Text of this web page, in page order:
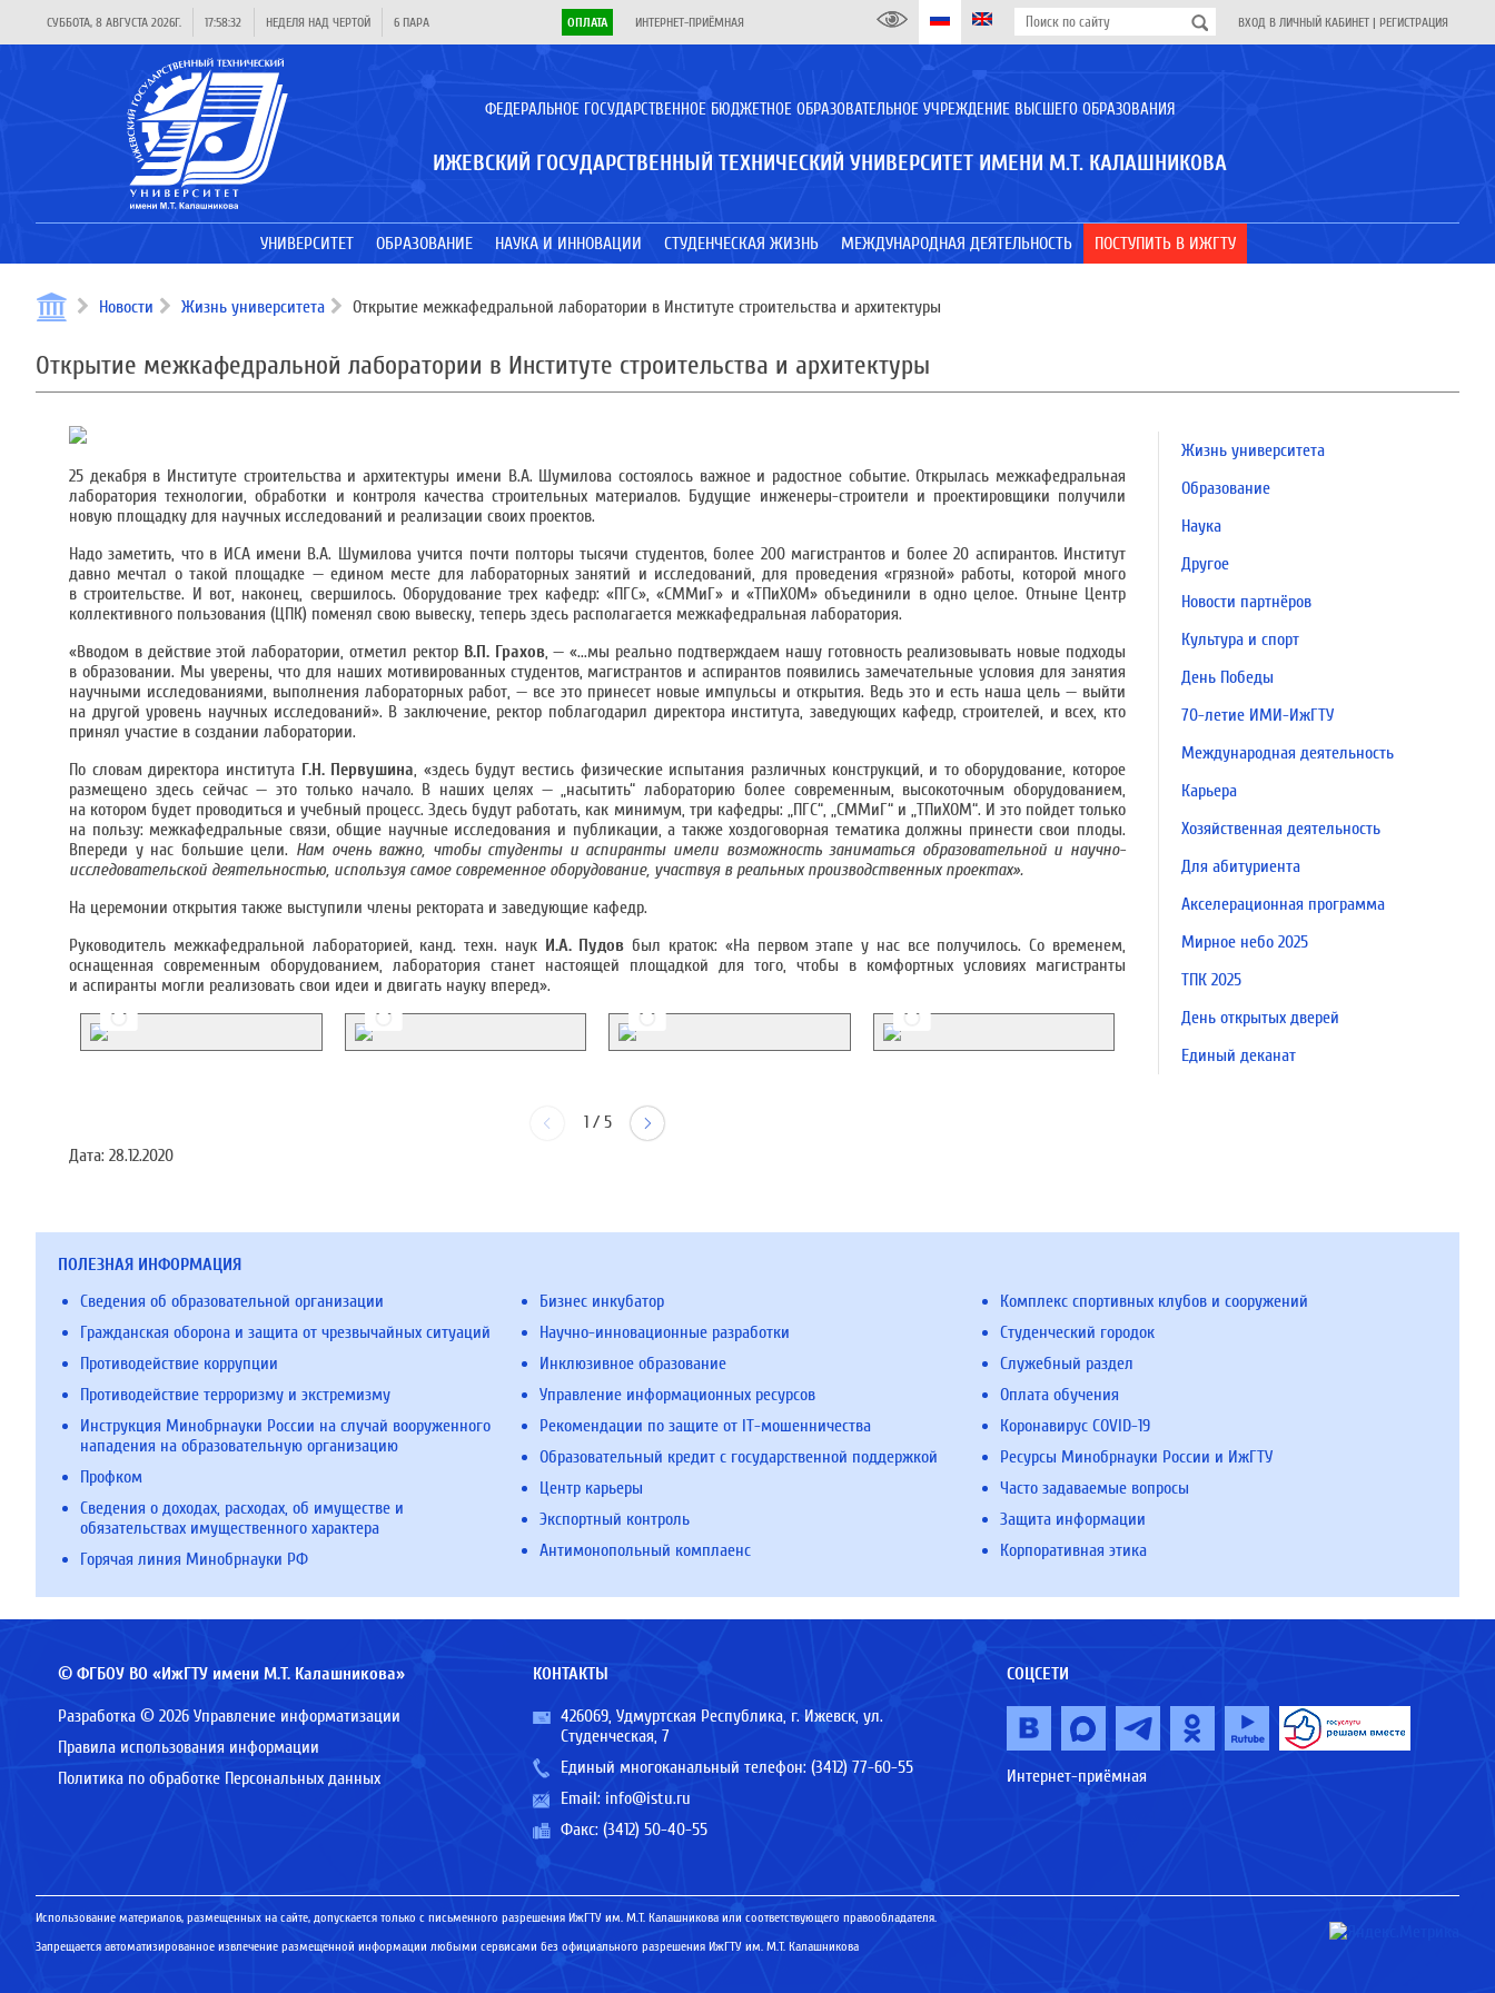
СУББОТА, 8 АВГУСТА 2026Г. 17:58:32 НЕДЕЛЯ НАД ЧЕРТОЙ 6 ПАРА ОПЛАТА ИНТЕРНЕТ-ПРИЁМНАЯ ВХОД В ЛИЧНЫЙ КАБИНЕТ | РЕГИСТРАЦИЯ
ФЕДЕРАЛЬНОЕ ГОСУДАРСТВЕННОЕ БЮДЖЕТНОЕ ОБРАЗОВАТЕЛЬНОЕ УЧРЕЖДЕНИЕ ВЫСШЕГО ОБРАЗОВАНИЯ
ИЖЕВСКИЙ ГОСУДАРСТВЕННЫЙ ТЕХНИЧЕСКИЙ УНИВЕРСИТЕТ ИМЕНИ М.Т. КАЛАШНИКОВА
УНИВЕРСИТЕТ ОБРАЗОВАНИЕ НАУКА И ИННОВАЦИИ СТУДЕНЧЕСКАЯ ЖИЗНЬ МЕЖДУНАРОДНАЯ ДЕЯТЕЛЬНОСТЬ ПОСТУПИТЬ В ИЖГТУ
Новости Жизнь университета Открытие межкафедральной лаборатории в Институте строительства и архитектуры
Открытие межкафедральной лаборатории в Институте строительства и архитектуры
25 декабря в Институте строительства и архитектуры имени В.А. Шумилова состоялось важное и радостное событие. Открылась межкафедральная
лаборатория технологии, обработки и контроля качества строительных материалов. Будущие инженеры-строители и проектировщики получили
новую площадку для научных исследований и реализации своих проектов.
Надо заметить, что в ИСА имени В.А. Шумилова учится почти полторы тысячи студентов, более 200 магистрантов и более 20 аспирантов. Институт
давно мечтал о такой площадке — едином месте для лабораторных занятий и исследований, для проведения «грязной» работы, которой много
в строительстве. И вот, наконец, свершилось. Оборудование трех кафедр: «ПГС», «СММиГ» и «ТПиХОМ» объединили в одно целое. Отныне Центр
коллективного пользования (ЦПК) поменял свою вывеску, теперь здесь располагается межкафедральная лаборатория.
«Вводом в действие этой лаборатории, отметил ректор В.П. Грахов, — «...мы реально подтверждаем нашу готовность реализовывать новые подходы
в образовании. Мы уверены, что для наших мотивированных студентов, магистрантов и аспирантов появились замечательные условия для занятия
научными исследованиями, выполнения лабораторных работ, — все это принесет новые импульсы и открытия. Ведь это и есть наша цель — выйти
на другой уровень научных исследований». В заключение, ректор поблагодарил директора института, заведующих кафедр, строителей, и всех, кто
принял участие в создании лаборатории.
По словам директора института Г.Н. Первушина, «здесь будут вестись физические испытания различных конструкций, и то оборудование, которое
размещено здесь сейчас — это только начало. В наших целях — „насытить“ лабораторию более современным, высокоточным оборудованием,
на котором будет проводиться и учебный процесс. Здесь будут работать, как минимум, три кафедры: „ПГС“, „СММиГ“ и „ТПиХОМ“. И это пойдет только
на пользу: межкафедральные связи, общие научные исследования и публикации, а также хоздоговорная тематика должны принести свои плоды.
Впереди у нас большие цели. Нам очень важно, чтобы студенты и аспиранты имели возможность заниматься образовательной и научно-
исследовательской деятельностью, используя самое современное оборудование, участвуя в реальных производственных проектах».
На церемонии открытия также выступили члены ректората и заведующие кафедр.
Руководитель межкафедральной лабораторией, канд. техн. наук И.А. Пудов был краток: «На первом этапе у нас все получилось. Со временем,
оснащенная современным оборудованием, лаборатория станет настоящей площадкой для того, чтобы в комфортных условиях магистранты
и аспиранты могли реализовать свои идеи и двигать науку вперед».
1/ 5
Дата: 28.12.2020
Жизнь университета
Образование
Наука
Другое
Новости партнёров
Культура и спорт
День Победы
70-летие ИМИ-ИжГТУ
Международная деятельность
Карьера
Хозяйственная деятельность
Для абитуриента
Акселерационная программа
Мирное небо 2025
ТПК 2025
День открытых дверей
Единый деканат
ПОЛЕЗНАЯ ИНФОРМАЦИЯ
Сведения об образовательной организации
Гражданская оборона и защита от чрезвычайных ситуаций
Противодействие коррупции
Противодействие терроризму и экстремизму
Инструкция Минобрнауки России на случай вооруженного
нападения на образовательную организацию
Профком
Сведения о доходах, расходах, об имуществе и
обязательствах имущественного характера
Горячая линия Минобрнауки РФ
Бизнес инкубатор
Научно-инновационные разработки
Инклюзивное образование
Управление информационных ресурсов
Рекомендации по защите от IT-мошенничества
Образовательный кредит с государственной поддержкой
Центр карьеры
Экспортный контроль
Антимонопольный комплаенс
Комплекс спортивных клубов и сооружений
Студенческий городок
Служебный раздел
Оплата обучения
Коронавирус COVID-19
Ресурсы Минобрнауки России и ИжГТУ
Часто задаваемые вопросы
Защита информации
Корпоративная этика
© ФГБОУ ВО «ИжГТУ имени М.Т. Калашникова»
Разработка © 2026 Управление информатизации
Правила использования информации
Политика по обработке Персональных данных
КОНТАКТЫ
426069, Удмуртская Республика, г. Ижевск, ул.
Студенческая, 7
Единый многоканальный телефон: (3412) 77-60-55
Email: info@istu.ru
Факс: (3412) 50-40-55
СОЦСЕТИ
Интернет-приёмная
Использование материалов, размещенных на сайте, допускается только с письменного разрешения ИжГТУ им. М.Т. Калашникова или соответствующего правообладателя.
Запрещается автоматизированное извлечение размещенной информации любыми сервисами без официального разрешения ИжГТУ им. М.Т. Калашникова